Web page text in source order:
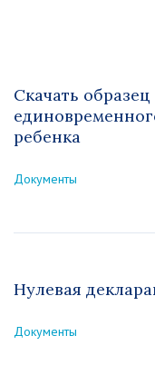
Скачать
ребенка
Документы
Нулевая
Документы